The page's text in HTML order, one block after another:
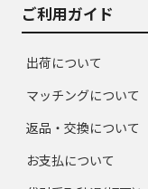
ご利用ガイド
出荷について
マッチングについて
返品・交換について
お支払について